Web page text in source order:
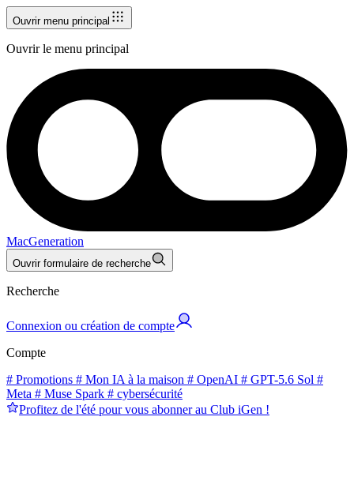
Ouvrir menu principal
Ouvrir le menu principal
MacGeneration
Ouvrir formulaire de recherche
Recherche
Connexion ou création de compte
Compte
# Promotions # Mon IA à la maison # OpenAI # GPT-5.6 Sol #
Meta # Muse Spark # cybersécurité
Profitez de l'été pour vous abonner au Club iGen !